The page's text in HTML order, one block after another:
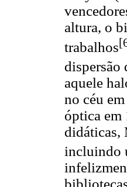
altura, o
trabalhos
dispersão
aquele
no céu
óptica em
didáticas,
incluindo